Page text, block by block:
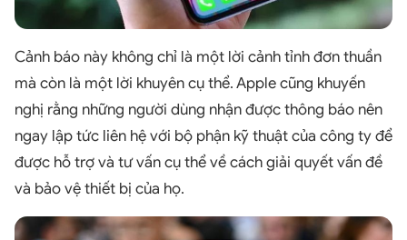
Cảnh báo này không chỉ là một lời cảnh tỉnh đơn thuần
mà còn là một lời khuyên cụ thể. Apple cũng khuyến
nghị rằng những người dùng nhận được thông báo nên
ngay lập tức liên hệ với bộ phận kỹ thuật của công ty để
được hỗ trợ và tư vấn cụ thể về cách giải quyết vấn đề
và bảo vệ thiết bị của họ.